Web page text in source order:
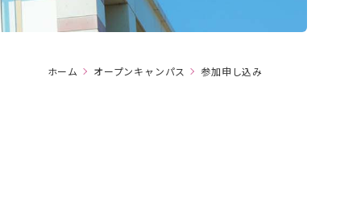
ホーム オープンキャンパス 参加申し込み